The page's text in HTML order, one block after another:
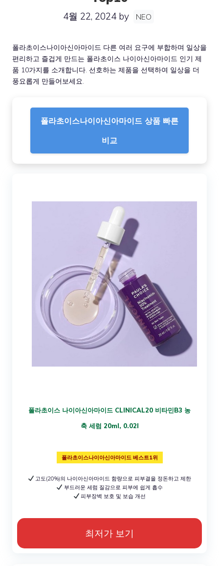
4월 22, 2024 by NEO
폴라초이스나이아신아마이드 다른 여러 요구에 부합하며 일상을
편리하고 즐겁게 만드는 폴라초이스 나이아신아마이드 인기 제
품 10가지를 소개합니다. 선호하는 제품을 선택하여 일상을 더
풍요롭게 만들어보세요.
폴라초이스나이아신아마이드 상품 빠른
비교
폴라초이스 나이아신아마이드 CLINICAL20 비타민B3 농
축 세럼 20ml, 0.02l
폴라초이스나이아신아마이드 베스트1위
고도(20%)의 나이아신아마이드 함량으로 피부결을 정돈하고 제한
부드러운 세럼 질감으로 피부에 쉽게 흡수
피부장벽 보호 및 보습 개선
최저가 보기